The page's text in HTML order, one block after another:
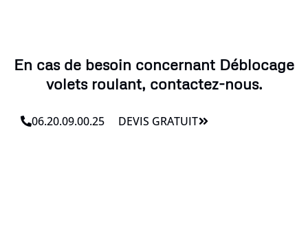
En cas de besoin concernant Déblocage
volets roulant, contactez-nous.
06.20.09.00.25 DEVIS GRATUIT